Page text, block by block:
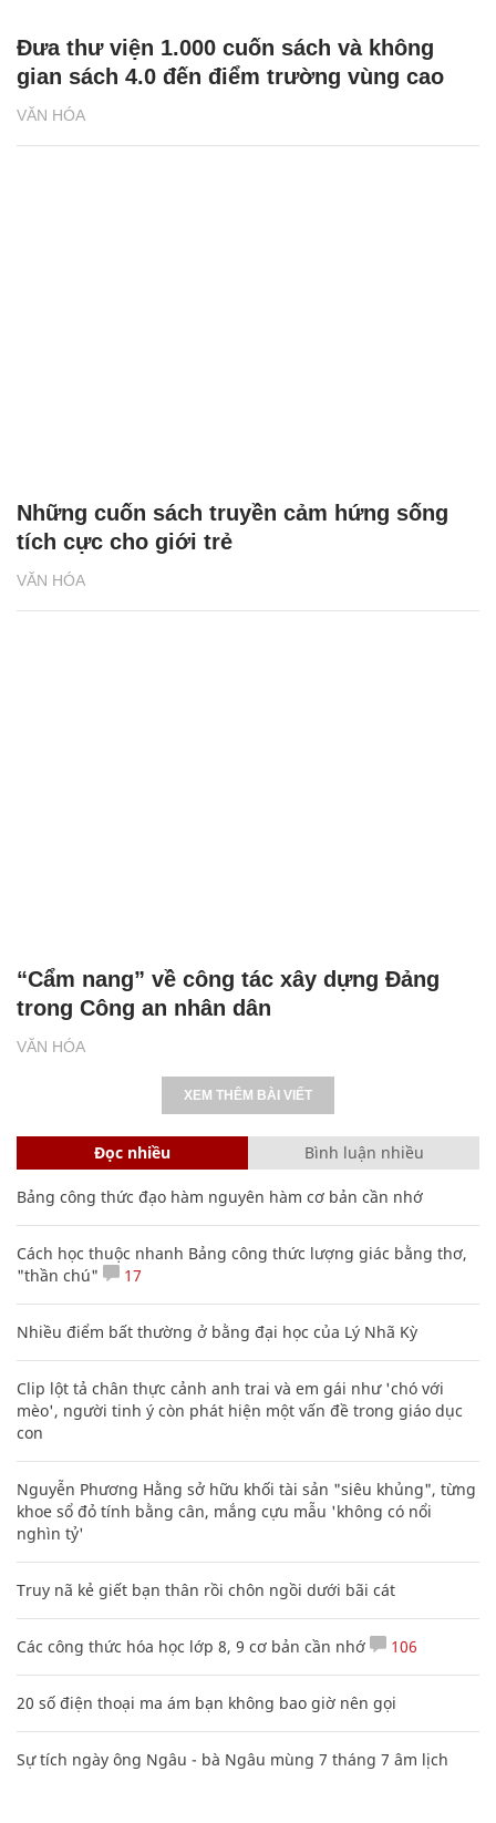
VĂN HÓA
Đưa thư viện 1.000 cuốn sách và không
gian sách 4.0 đến điểm trường vùng cao
VĂN HÓA
Những cuốn sách truyền cảm hứng sống
tích cực cho giới trẻ
VĂN HÓA
“Cẩm nang” về công tác xây dựng Đảng
trong Công an nhân dân
XEM THÊM BÀI VIẾT
Đọc nhiều Bình luận nhiều
Bảng công thức đạo hàm nguyên hàm cơ bản cần nhớ
Cách học thuộc nhanh Bảng công thức lượng giác bằng thơ,
"thần chú"
17
Nhiều điểm bất thường ở bằng đại học của Lý Nhã Kỳ
Clip lột tả chân thực cảnh anh trai và em gái như 'chó với
mèo', người tinh ý còn phát hiện một vấn đề trong giáo dục
con
Nguyễn Phương Hằng sở hữu khối tài sản "siêu khủng", từng
khoe sổ đỏ tính bằng cân, mắng cựu mẫu 'không có nổi
nghìn tỷ'
Truy nã kẻ giết bạn thân rồi chôn ngồi dưới bãi cát
Các công thức hóa học lớp 8, 9 cơ bản cần nhớ 106
20 số điện thoại ma ám bạn không bao giờ nên gọi
Sự tích ngày ông Ngâu - bà Ngâu mùng 7 tháng 7 âm lịch